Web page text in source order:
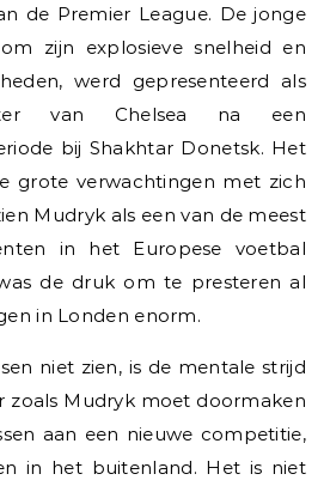
de Premier League. De jonge
zijn explosieve snelheid en
werd gepresenteerd als
van Chelsea na een
bij Shakhtar Donetsk. Het
grote verwachtingen met zich
Mudryk als een van de meest
in het Europese voetbal
de druk om te presteren al
in Londen enorm.
niet zien, is de mentale strijd
zoals Mudryk moet doormaken
aan een nieuwe competitie,
in het buitenland. Het is niet